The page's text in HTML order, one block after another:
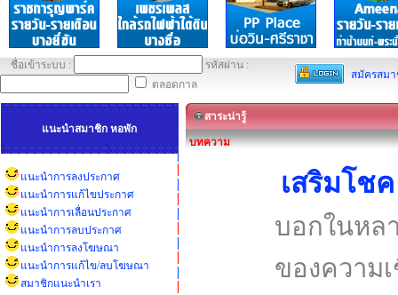
ชื่อเข้าระบบ :
รหัสผ่าน :
ตลอดกาล
สมัครสม
แนะนำสมาชิก หอพัก
แนะนำการลงประกาศ
แนะนำการแก้ไขประกาศ
แนะนำการเลื่อนประกาศ
แนะนำการลบประกาศ
แนะนำการลงโฆษณา
แนะนำการแก้ไข/ลบโฆษณา
สมาชิกแนะนำเรา
สาระน่ารู้
บทความ
เสริมโช
บอกในหล
ของความ